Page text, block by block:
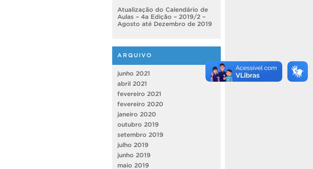
Atualização do Calendário de
Aulas – 4a Edição – 2019/2 –
Agosto até Dezembro de 2019
ARQUIVO
junho 2021
abril 2021
fevereiro 2021
fevereiro 2020
janeiro 2020
outubro 2019
setembro 2019
julho 2019
junho 2019
maio 2019